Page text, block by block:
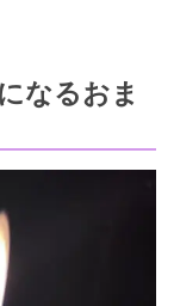
なるおま